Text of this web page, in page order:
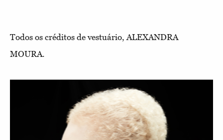
Todos os créditos de vestuário, ALEXANDRA
MOURA.